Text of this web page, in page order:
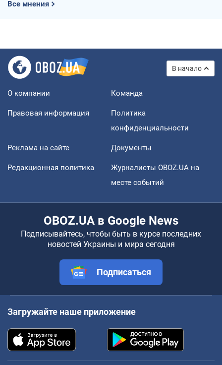
Все мнения
В начало
О компании Команда
Правовая информация
Политика
конфиденциальности
Реклама на сайте Документы
Редакционная политика
Журналисты OBOZ.UA на
месте событий
OBOZ.UA в Google News
Подписывайтесь, чтобы быть в курсе последних
новостей Украины и мира сегодня
Подписаться
Загружайте наше приложение